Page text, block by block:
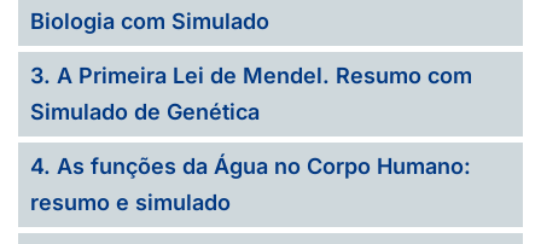
Biologia com Simulado
3. A Primeira Lei de Mendel. Resumo com
Simulado de Genética
4. As funções da Água no Corpo Humano:
resumo e simulado